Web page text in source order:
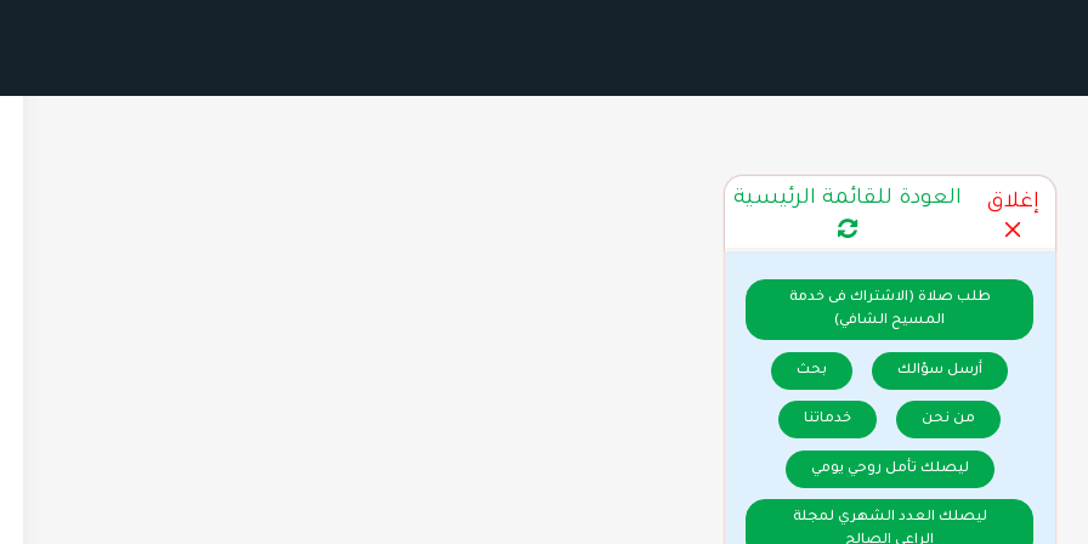
إغلاق العودة للقائمة الرئيسية
طلب صلاة (الاشتراك فى خدمة
المسيح الشافي)
أرسل سؤالك بحث
من نحن خدماتنا
ليصلك تأمل روحي يومي
ليصلك العدد الشهري لمجلة